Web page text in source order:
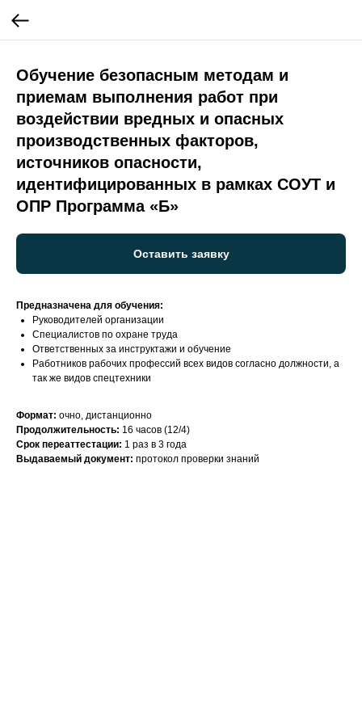
Обучение безопасным методам и
приемам выполнения работ при
воздействии вредных и опасных
производственных факторов,
источников опасности,
идентифицированных в рамках СОУТ и
ОПР Программа «Б»
Оставить заявку
Предназначена для обучения:
Руководителей организации
Специалистов по охране труда
Ответственных за инструктажи и обучение
Работников рабочих профессий всех видов согласно должности, а
так же видов спецтехники
Формат: очно, дистанционно
Продолжительность: 16 часов (12/4)
Срок переаттестации: 1 раз в 3 года
Выдаваемый документ: протокол проверки знаний